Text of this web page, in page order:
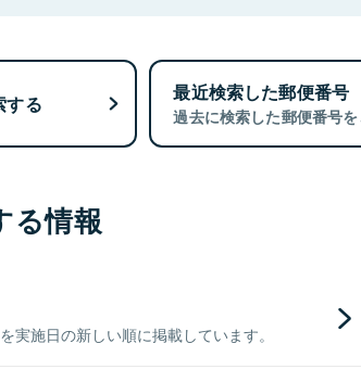
する 最近検索した郵便番号
過去に検索した郵便番号を
る情報
実施日の新しい順に掲載しています。